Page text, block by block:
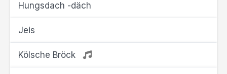
Hungsdach -däch
Jeis
Kölsche Bröck